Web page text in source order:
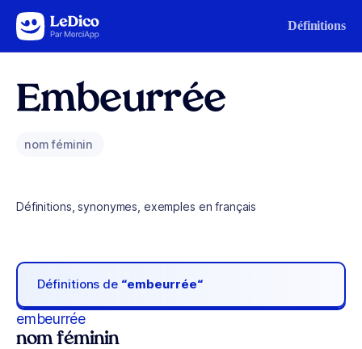
Aller au contenu Définitions
Embeurrée
nom féminin
Définitions, synonymes, exemples en français
Définitions de “embeurrée“
embeurrée
nom féminin